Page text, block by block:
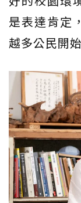
是表達肯定
越多公民開